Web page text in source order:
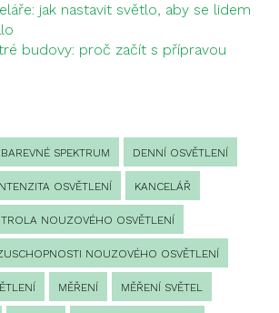
jak nastavit světlo, aby se lidem
budovy: proč začít s přípravou
BAREVNÉ SPEKTRUM DENNÍ OSVĚTLENÍ
OSVĚTLENÍ KANCELÁŘ
NOUZOVÉHO OSVĚTLENÍ
NOUZOVÉHO OSVĚTLENÍ
MĚŘENÍ MĚŘENÍ SVĚTEL